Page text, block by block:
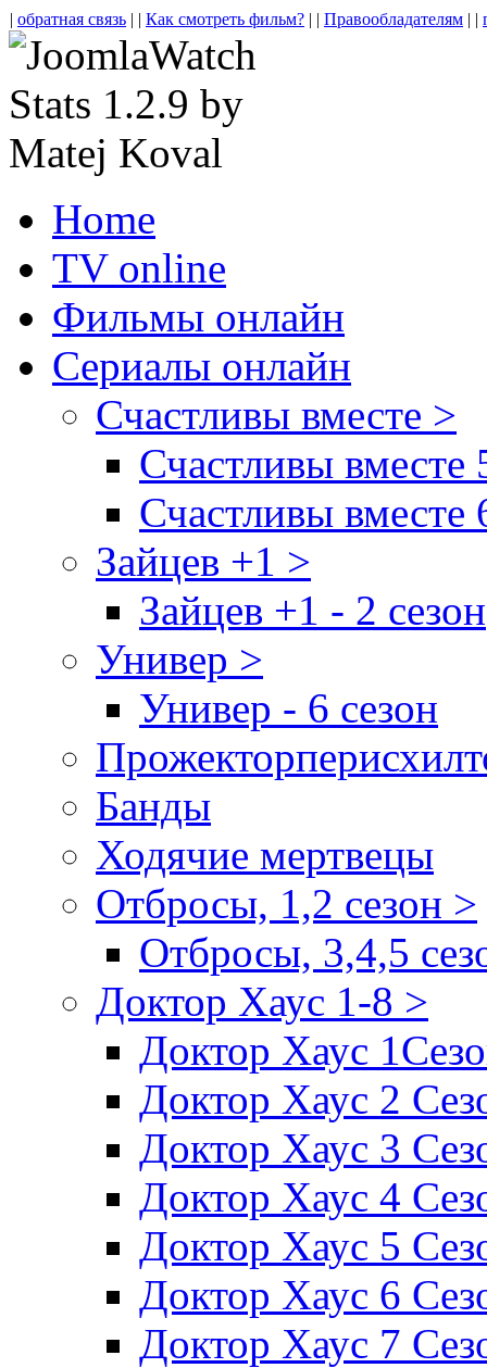
| обратная связь | | Как смотреть фильм? | | Правообладателям | |
Home
TV online
Фильмы онлайн
Сериалы онлайн
Счастливы вместе >
Счастливы вместе
Счастливы вместе
Зайцев +1 >
Зайцев +1 - 2 сезон
Универ >
Универ - 6 сезон
Банды
Ходячие мертвецы
Отбросы, 1,2 сезон >
Отбросы, 3,4,5
Доктор Хаус 1-8 >
Доктор Хаус
Доктор Хаус 2
Доктор Хаус 3
Доктор Хаус 4
Доктор Хаус 5
Доктор Хаус 6
Доктор Хаус 7